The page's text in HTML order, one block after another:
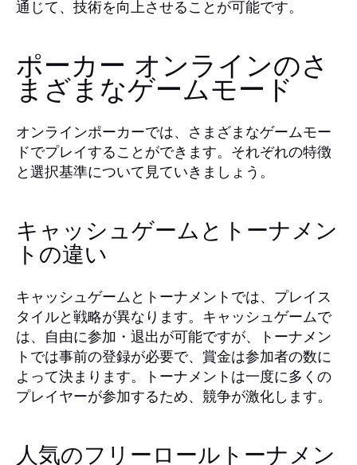
通じて、技術を向上させることが可能です。
ポーカー オンラインのさ
まざまなゲームモード
オンラインポーカーでは、さまざまなゲームモー
ドでプレイすることができます。それぞれの特徴
と選択基準について見ていきましょう。
キャッシュゲームとトーナメン
トの違い
キャッシュゲームとトーナメントでは、プレイス
タイルと戦略が異なります。キャッシュゲームで
は、自由に参加・退出が可能ですが、トーナメン
トでは事前の登録が必要で、賞金は参加者の数に
よって決まります。トーナメントは一度に多くの
プレイヤーが参加するため、競争が激化します。
人気のフリーロールトーナメン